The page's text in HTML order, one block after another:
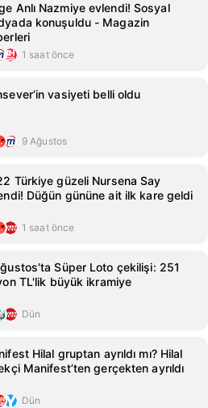
Anlı Nazmiye evlendi! Sosyal
konuşuldu - Magazin
1 saat önce
vasiyeti belli oldu
9 Ağustos
Türkiye güzeli Nursena Say
Düğün gününe ait ilk kare geldi
1 saat önce
Süper Loto çekilişi: 251
TL'lik büyük ikramiye
Dün
Hilal gruptan ayrıldı mı? Hilal
Manifest’ten gerçekten ayrıldı
Dün